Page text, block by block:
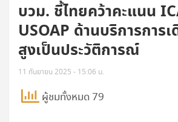
บวม. ชี้ไทยคว้าคะแนน
USOAP ด้านบริการการ
สูงเป็นประวัติการณ์
11 กันยายน 2025 - 15:06 น.
ผู้ชมทั้งหมด 79